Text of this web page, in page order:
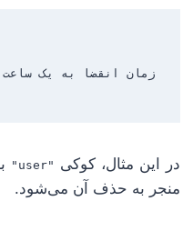
در این مثال، کوکی "user"
منجر به حذف آن می‌شود.